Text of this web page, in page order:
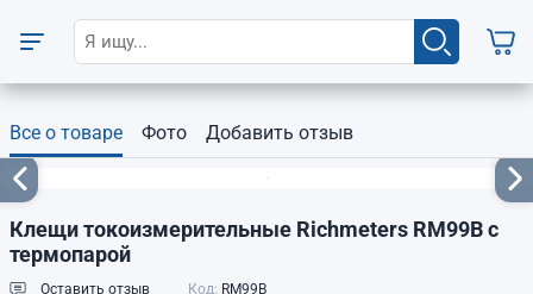
Все о товаре Фото Добавить отзыв
Клещи токоизмерительные Richmeters RM99B с
термопарой
Оставить отзыв Код: RM99B